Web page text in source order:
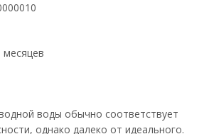
месяцев
воды обычно соответствует
однако далеко от идеального.